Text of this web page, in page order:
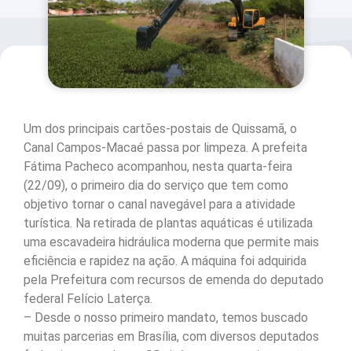
Um dos principais cartões-postais de Quissamã, o
Canal Campos-Macaé passa por limpeza. A prefeita
Fátima Pacheco acompanhou, nesta quarta-feira
(22/09), o primeiro dia do serviço que tem como
objetivo tornar o canal navegável para a atividade
turística. Na retirada de plantas aquáticas é utilizada
uma escavadeira hidráulica moderna que permite mais
eficiência e rapidez na ação. A máquina foi adquirida
pela Prefeitura com recursos de emenda do deputado
federal Felício Laterça.
– Desde o nosso primeiro mandato, temos buscado
muitas parcerias em Brasília, com diversos deputados